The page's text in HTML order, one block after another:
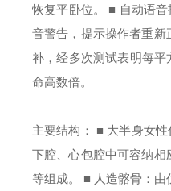
恢复平卧位。 ■ 自动语音
音警告，提示操作者重新
补，经多次测试表明每
命高数倍。
主要结构： ■ 大半身女
下腔、心包腔中可容纳相
等组成。 ■ 人造髂骨：由